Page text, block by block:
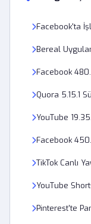
Facebook'ta
Bereal
Facebook
Quora 5.15.1
YouTube
Facebook
TikTok Canlı
YouTube
Pinterest'te